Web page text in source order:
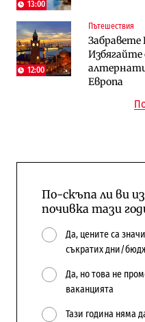
13:00
12:00
Пътешествия
Забравете
Европа
АЕЦ
няколко
попадат в
поръчки?
По-скъпа ли ви
почивка тази
Да, цените са
съкратих дни/
Да, но това не
ваканцията
Тази година няма